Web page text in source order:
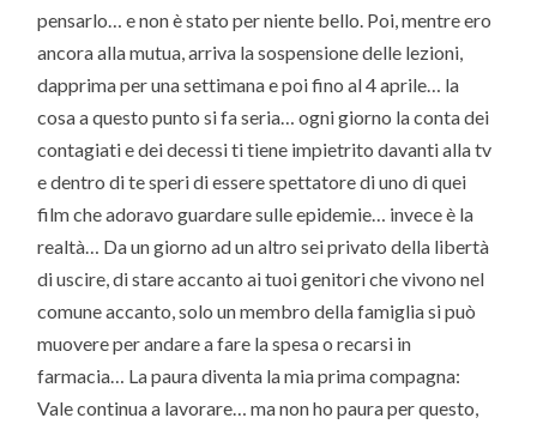
pensarlo… e non è stato per niente bello. Poi, mentre ero
ancora alla mutua, arriva la sospensione delle lezioni,
dapprima per una settimana e poi fino al 4 aprile… la
cosa a questo punto si fa seria… ogni giorno la conta dei
contagiati e dei decessi ti tiene impietrito davanti alla tv
e dentro di te speri di essere spettatore di uno di quei
film che adoravo guardare sulle epidemie… invece è la
realtà… Da un giorno ad un altro sei privato della libertà
di uscire, di stare accanto ai tuoi genitori che vivono nel
comune accanto, solo un membro della famiglia si può
muovere per andare a fare la spesa o recarsi in
farmacia… La paura diventa la mia prima compagna:
Vale continua a lavorare… ma non ho paura per questo,